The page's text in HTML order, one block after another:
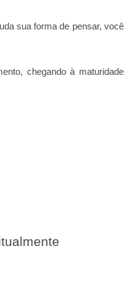
sua forma de pensar, você
chegando à maturidade